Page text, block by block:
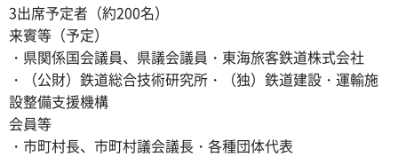
3出席予定者（約200名）
来賓等（予定）
・県関係国会議員、県議会議員・東海旅客鉄道株式会社
・（公財）鉄道総合技術研究所・（独）鉄道建設・運輸施
設整備支援機構
会員等
・市町村長、市町村議会議長・各種団体代表